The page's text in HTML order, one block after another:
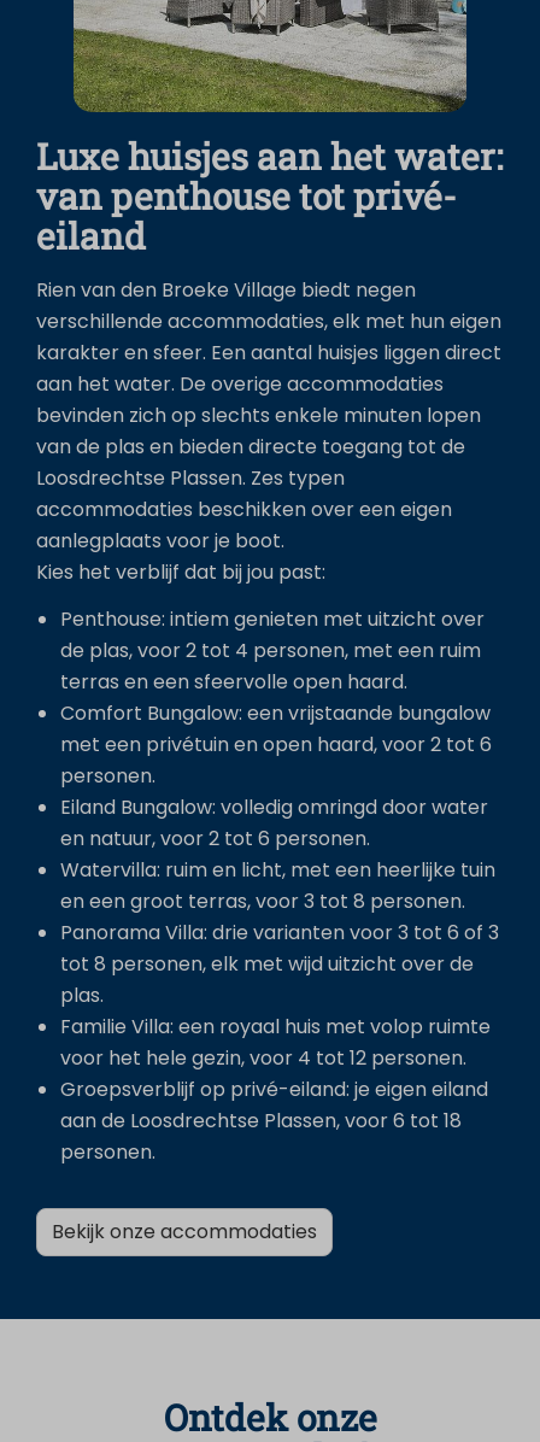
Luxe huisjes aan het water:
van penthouse tot privé-
eiland
Rien van den Broeke Village biedt negen
verschillende accommodaties, elk met hun eigen
karakter en sfeer. Een aantal huisjes liggen direct
aan het water. De overige accommodaties
bevinden zich op slechts enkele minuten lopen
van de plas en bieden directe toegang tot de
Loosdrechtse Plassen. Zes typen
accommodaties beschikken over een eigen
aanlegplaats voor je boot.
Kies het verblijf dat bij jou past:
Penthouse: intiem genieten met uitzicht over
de plas, voor 2 tot 4 personen, met een ruim
terras en een sfeervolle open haard.
Comfort Bungalow: een vrijstaande bungalow
met een privétuin en open haard, voor 2 tot 6
personen.
Eiland Bungalow: volledig omringd door water
en natuur, voor 2 tot 6 personen.
Watervilla: ruim en licht, met een heerlijke tuin
en een groot terras, voor 3 tot 8 personen.
Panorama Villa: drie varianten voor 3 tot 6 of 3
tot 8 personen, elk met wijd uitzicht over de
plas.
Familie Villa: een royaal huis met volop ruimte
voor het hele gezin, voor 4 tot 12 personen.
Groepsverblijf op privé-eiland: je eigen eiland
aan de Loosdrechtse Plassen, voor 6 tot 18
personen.
Bekijk onze accommodaties
Ontdek onze